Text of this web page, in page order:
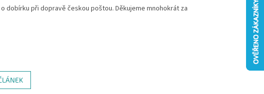
dobírku při dopravě českou poštou. Děkujeme mnohokrát za